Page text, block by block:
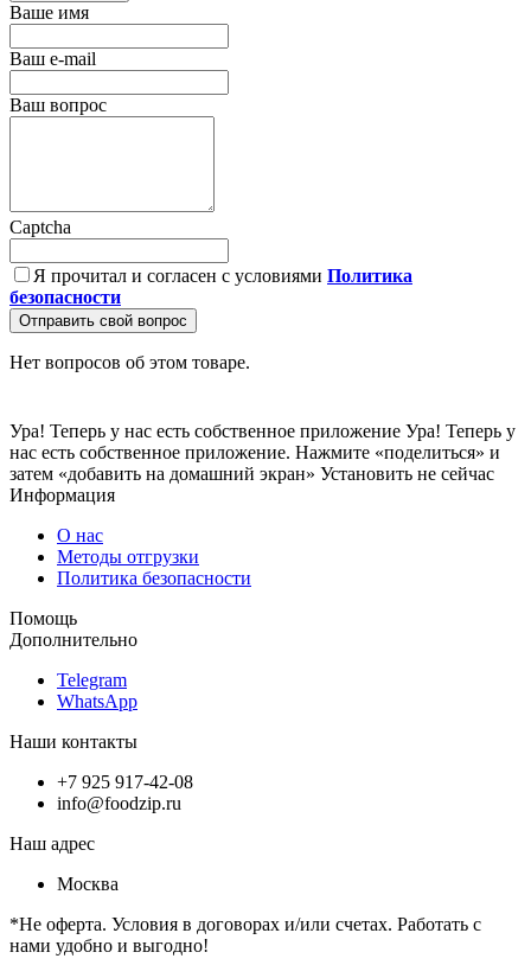
Ваше имя
Ваш e-mail
Ваш вопрос
Captcha
Я прочитал и согласен с условиями Политика
безопасности
Отправить свой вопрос
Нет вопросов об этом товаре.
Ура! Теперь у нас есть собственное приложение Ура! Теперь у
нас есть собственное приложение. Нажмите «поделиться» и
затем «добавить на домашний экран» Установить не сейчас
Информация
О нас
Методы отгрузки
Политика безопасности
Помощь
Дополнительно
Telegram
WhatsApp
Наши контакты
+7 925 917-42-08
info@foodzip.ru
Наш адрес
Москва
*Не оферта. Условия в договорах и/или счетах. Работать с
нами удобно и выгодно!